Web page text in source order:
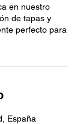
en nuestro
de tapas y
perfecto para
España